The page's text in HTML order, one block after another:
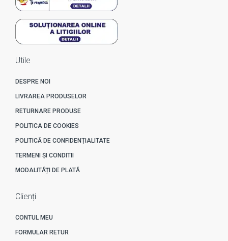
Utile
DESPRE NOI
LIVRAREA PRODUSELOR
RETURNARE PRODUSE
POLITICA DE COOKIES
POLITICĂ DE CONFIDENȚIALITATE
TERMENI ȘI CONDITII
MODALITĂȚI DE PLATĂ
Clienți
CONTUL MEU
FORMULAR RETUR